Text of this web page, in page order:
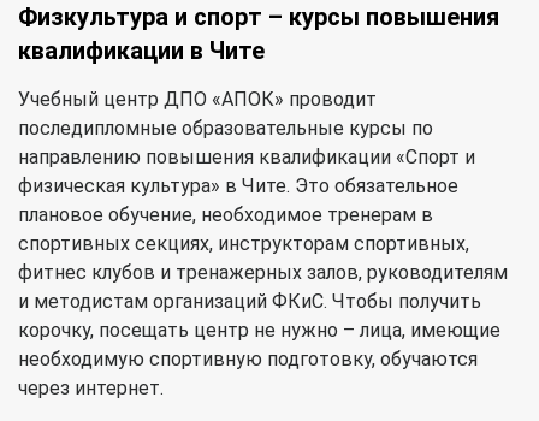
Физкультура и спорт – курсы повышения
квалификации в Чите
Учебный центр ДПО «АПОК» проводит
последипломные образовательные курсы по
направлению повышения квалификации «Спорт и
физическая культура» в Чите. Это обязательное
плановое обучение, необходимое тренерам в
спортивных секциях, инструкторам спортивных,
фитнес клубов и тренажерных залов, руководителям
и методистам организаций ФКиС. Чтобы получить
корочку, посещать центр не нужно – лица, имеющие
необходимую спортивную подготовку, обучаются
через интернет.